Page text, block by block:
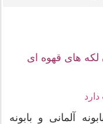
لکه های قهوه ای
آلمانی و بابونه